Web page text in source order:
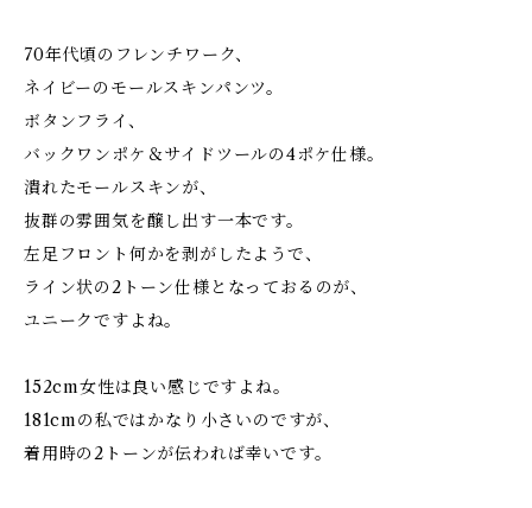
70年代頃のフレンチワーク、
ネイビーのモールスキンパンツ。
ボタンフライ、
バックワンポケ＆サイドツールの4ポケ仕様。
潰れたモールスキンが、
抜群の雰囲気を醸し出す一本です。
左足フロント何かを剥がしたようで、
ライン状の2トーン仕様となっておるのが、
ユニークですよね。
152cm女性は良い感じですよね。
181cmの私ではかなり小さいのですが、
着用時の2トーンが伝われば幸いです。